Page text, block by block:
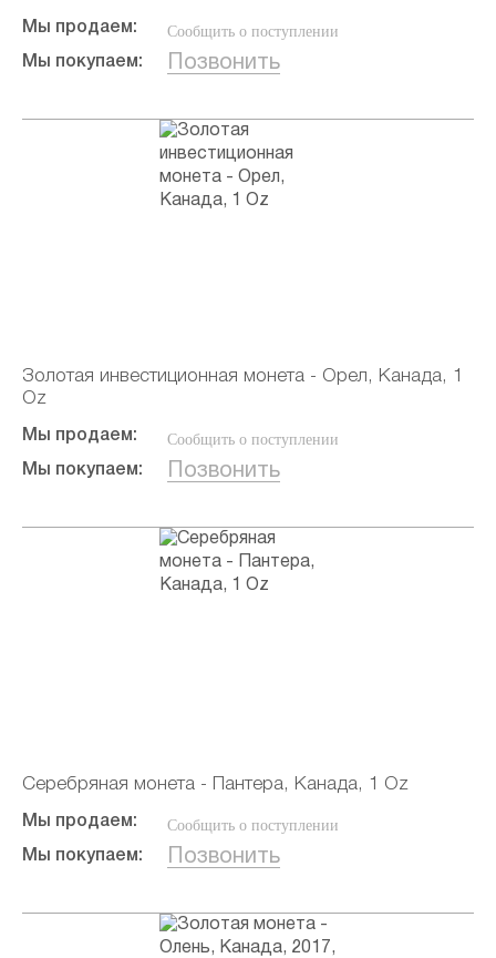
Мы продаем: Сообщить о поступлении
Мы покупаем: Позвонить
Золотая инвестиционная монета - Орел, Канада, 1
Oz
Мы продаем: Сообщить о поступлении
Мы покупаем: Позвонить
Серебряная монета - Пантера, Канада, 1 Oz
Мы продаем: Сообщить о поступлении
Мы покупаем: Позвонить